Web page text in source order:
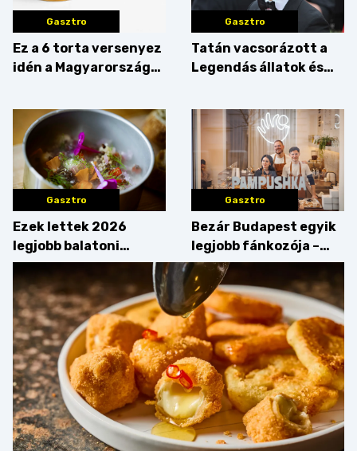
Gasztro
Ez a 6 torta versenyez
idén a Magyarország
Gasztro
Tatán vacsorázott a
Legendás állatok és
Gasztro
Ezek lettek 2026
legjobb balatoni
strandételei –
végigkóstoltuk a
győzteseket
Gasztro
Bezár Budapest egyik
legjobb fánkozója –
búcsúzik a Pampushka